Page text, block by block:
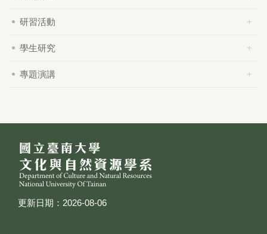
研習活動
學生研究
專題演講
更新日期：2026-08-06